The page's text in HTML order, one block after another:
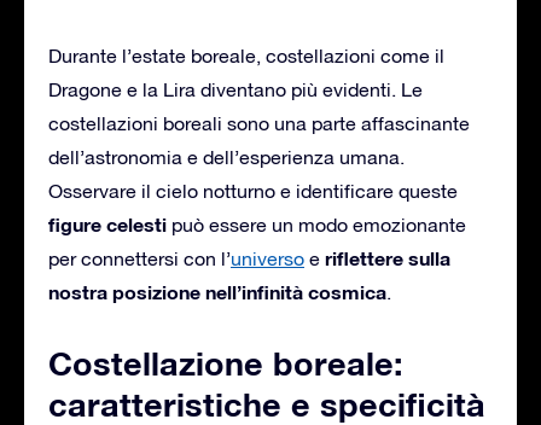
Durante l’estate boreale, costellazioni come il
Dragone e la Lira diventano più evidenti. Le
costellazioni boreali sono una parte affascinante
dell’astronomia e dell’esperienza umana.
Osservare il cielo notturno e identificare queste
figure celesti può essere un modo emozionante
per connettersi con l’universo e riflettere sulla
nostra posizione nell’infinità cosmica.
Costellazione boreale:
caratteristiche e specificità